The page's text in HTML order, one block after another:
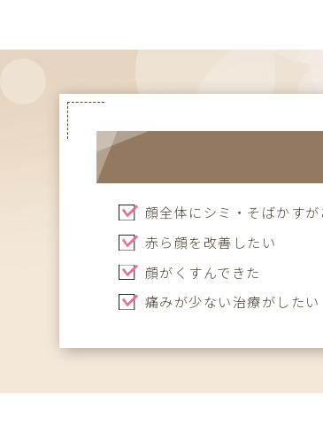
顔全体にシミ・そばかすが
赤ら顔を改善したい
顔がくすんできた
痛みが少ない治療がしたい